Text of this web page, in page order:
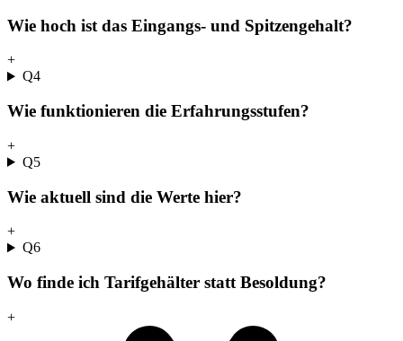
Wie hoch ist das Eingangs- und Spitzengehalt?
+
Q4
Wie funktionieren die Erfahrungsstufen?
+
Q5
Wie aktuell sind die Werte hier?
+
Q6
Wo finde ich Tarifgehälter statt Besoldung?
+